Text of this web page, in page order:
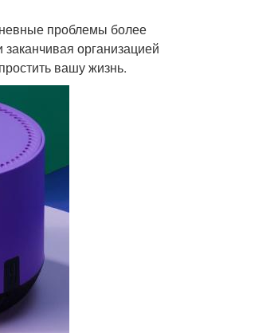
проблемы более
организацией
вашу жизнь.